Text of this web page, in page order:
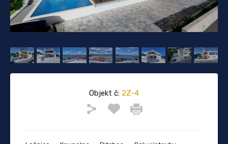
Objekt č: 2Z-4